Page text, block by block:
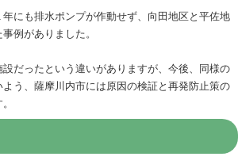
にも排水ポンプが作動せず、向田地区と平佐地
例がありました。
だったという違いがありますが、今後、同様の
う、薩摩川内市には原因の検証と再発防止策の